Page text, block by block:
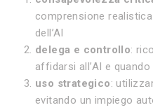
comprensione
dell’AI
delega e controllo:
affidarsi all’AI e
uso strategico:
evitando un impiego